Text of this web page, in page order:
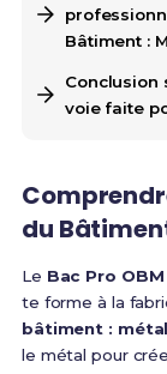
Bâtiment :
Conclusion
voie faite
du
Le Bac Pro OBM
te forme à la
bâtiment :
le métal pour